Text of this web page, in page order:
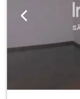
Previous